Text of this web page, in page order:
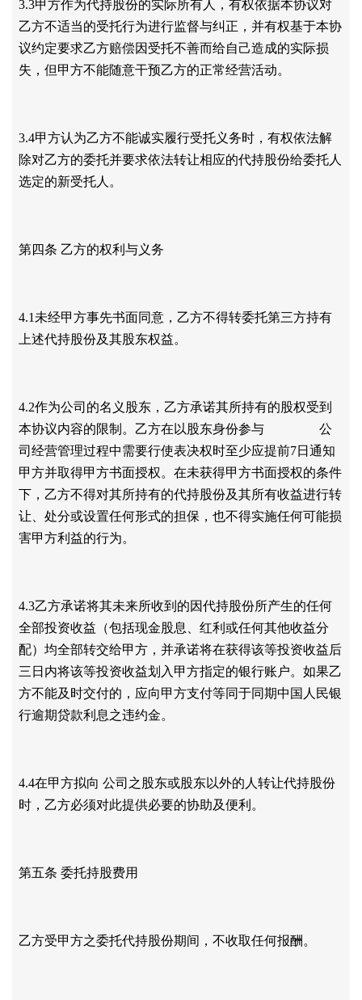
3.3甲方作为代持股份的实际所有人，有权依据本协议对
乙方不适当的受托行为进行监督与纠正，并有权基于本协
议约定要求乙方赔偿因受托不善而给自己造成的实际损
失，但甲方不能随意干预乙方的正常经营活动。
3.4甲方认为乙方不能诚实履行受托义务时，有权依法解
除对乙方的委托并要求依法转让相应的代持股份给委托人
选定的新受托人。
第四条 乙方的权利与义务
4.1未经甲方事先书面同意，乙方不得转委托第三方持有
上述代持股份及其股东权益。
4.2作为公司的名义股东，乙方承诺其所持有的股权受到
本协议内容的限制。乙方在以股东身份参与 公
司经营管理过程中需要行使表决权时至少应提前7日通知
甲方并取得甲方书面授权。在未获得甲方书面授权的条件
下，乙方不得对其所持有的代持股份及其所有收益进行转
让、处分或设置任何形式的担保，也不得实施任何可能损
害甲方利益的行为。
4.3乙方承诺将其未来所收到的因代持股份所产生的任何
全部投资收益（包括现金股息、红利或任何其他收益分
配）均全部转交给甲方，并承诺将在获得该等投资收益后
三日内将该等投资收益划入甲方指定的银行账户。如果乙
方不能及时交付的，应向甲方支付等同于同期中国人民银
行逾期贷款利息之违约金。
4.4在甲方拟向 公司之股东或股东以外的人转让代持股份
时，乙方必须对此提供必要的协助及便利。
第五条 委托持股费用
乙方受甲方之委托代持股份期间，不收取任何报酬。